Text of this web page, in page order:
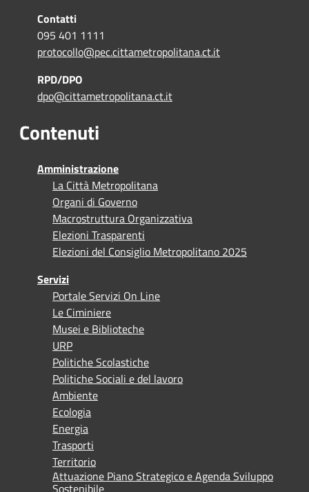
Contatti
095 401 1111
protocollo@pec.cittametropolitana.ct.it
RPD/DPO
dpo@cittametropolitana.ct.it
Contenuti
Amministrazione
La Città Metropolitana
Organi di Governo
Macrostruttura Organizzativa
Elezioni Trasparenti
Elezioni del Consiglio Metropolitano 2025
Servizi
Portale Servizi On Line
Le Ciminiere
Musei e Biblioteche
URP
Politiche Scolastiche
Politiche Sociali e del lavoro
Ambiente
Ecologia
Energia
Trasporti
Territorio
Attuazione Piano Strategico e Agenda Sviluppo
Sostenibile